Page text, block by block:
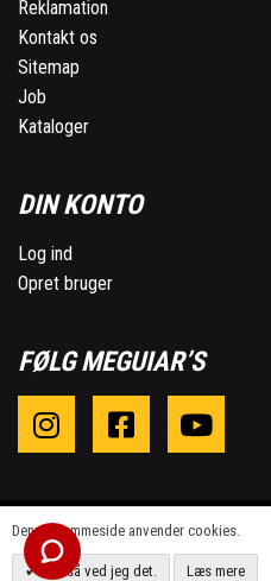
Reklamation
Kontakt os
Sitemap
Job
Kataloger
DIN KONTO
Log ind
Opret bruger
FØLG MEGUIAR’S
Denne hjemmeside anvender cookies.
OK, så ved jeg det. Læs mere